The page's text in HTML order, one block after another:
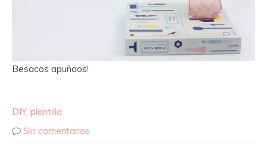
Besacos apuñaos!
DIY, plantilla
Sin comentarios